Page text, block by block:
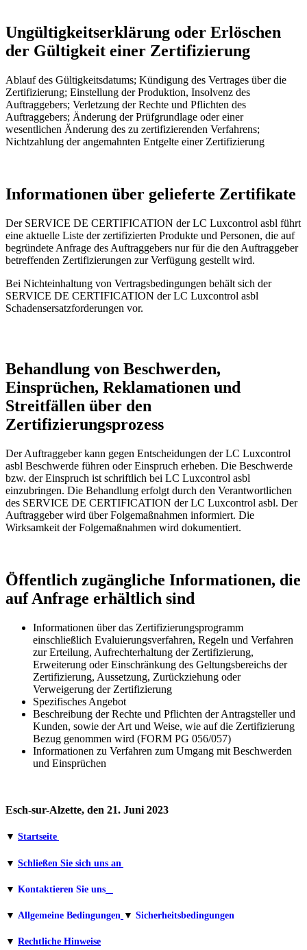
Ungültigkeitserklärung oder Erlöschen
der Gültigkeit einer Zertifizierung
Ablauf des Gültigkeitsdatums; Kündigung des Vertrages über die
Zertifizierung; Einstellung der Produktion, Insolvenz des
Auftraggebers; Verletzung der Rechte und Pflichten des
Auftraggebers; Änderung der Prüfgrundlage oder einer
wesentlichen Änderung des zu zertifizierenden Verfahrens;
Nichtzahlung der angemahnten Entgelte einer Zertifizierung
Informationen über gelieferte Zertifikate
Der SERVICE DE CERTIFICATION der LC Luxcontrol asbl führt
eine aktuelle Liste der zertifizierten Produkte und Personen, die auf
begründete Anfrage des Auftraggebers nur für die den Auftraggeber
betreffenden Zertifizierungen zur Verfügung gestellt wird.
Bei Nichteinhaltung von Vertragsbedingungen behält sich der
SERVICE DE CERTIFICATION der LC Luxcontrol asbl
Schadensersatzforderungen vor.
Behandlung von Beschwerden,
Einsprüchen, Reklamationen und
Streitfällen über den
Zertifizierungsprozess
Der Auftraggeber kann gegen Entscheidungen der LC Luxcontrol
asbl Beschwerde führen oder Einspruch erheben. Die Beschwerde
bzw. der Einspruch ist schriftlich bei LC Luxcontrol asbl
einzubringen. Die Behandlung erfolgt durch den Verantwortlichen
des SERVICE DE CERTIFICATION der LC Luxcontrol asbl. Der
Auftraggeber wird über Folgemaßnahmen informiert. Die
Wirksamkeit der Folgemaßnahmen wird dokumentiert.
Öffentlich zugängliche Informationen, die
auf Anfrage erhältlich sind
Informationen über das Zertifizierungsprogramm
einschließlich Evaluierungsverfahren, Regeln und Verfahren
zur Erteilung, Aufrechterhaltung der Zertifizierung,
Erweiterung oder Einschränkung des Geltungsbereichs der
Zertifizierung, Aussetzung, Zurückziehung oder
Verweigerung der Zertifizierung
Spezifisches Angebot
Beschreibung der Rechte und Pflichten der Antragsteller und
Kunden, sowie der Art und Weise, wie auf die Zertifizierung
Bezug genommen wird (FORM PG 056/057)
Informationen zu Verfahren zum Umgang mit Beschwerden
und Einsprüchen
Esch-sur-Alzette, den 21. Juni 2023
▼ Startseite
▼ Schließen Sie sich uns an
▼ Kontaktieren Sie uns
▼ Allgemeine Bedingungen ▼ Sicherheitsbedingungen
▼ Rechtliche Hinweise